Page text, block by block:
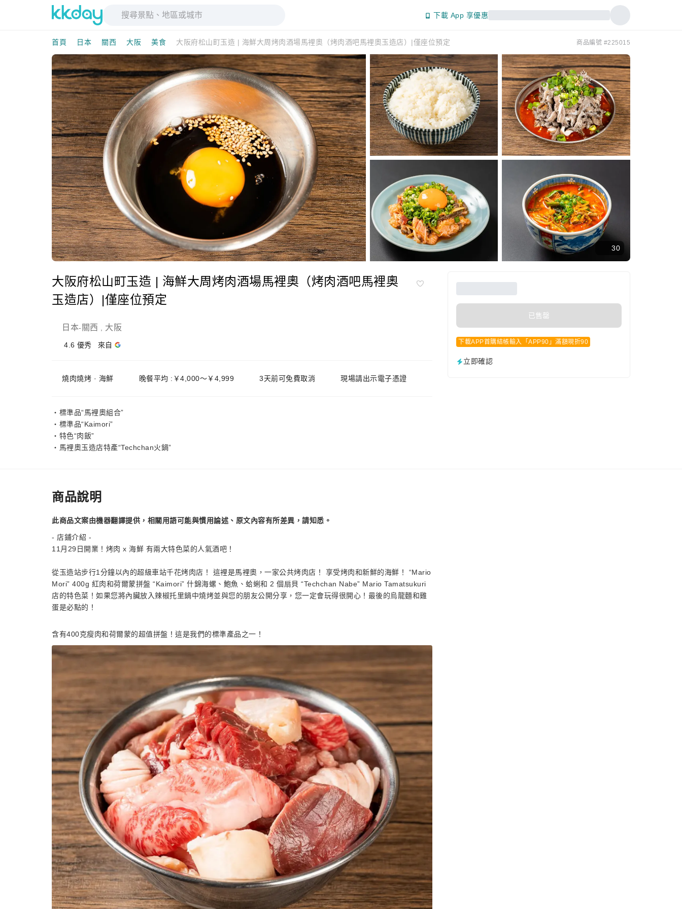
下載 App 享優惠
首頁 日本 關西 大阪 美食 大阪府松山町玉造 | 海鮮大周烤肉酒場馬裡奧（烤肉酒吧馬裡奧玉造店）|僅座位預定 商品編號 #225015
30
大阪府松山町玉造 | 海鮮大周烤肉酒場馬裡奧（烤肉酒吧馬裡奧
玉造店）|僅座位預定
日本- 關西 大阪
4.6 優秀 來自
燒肉燒烤 · 海鮮 晚餐平均 :￥4,000～￥4,999 3天前可免費取消 現場請出示電子憑證
・標準品“馬裡奧組合”
・標準品“Kaimori”
・特色“肉飯”
・馬裡奧玉造店特產“Techchan火鍋”
已售罄
下載APP首購結帳輸入「APP90」滿額現折90
立即確認
商品說明
此商品文案由機器翻譯提供，相關用語可能與慣用論述、原文內容有所差異，請知悉。
- 店鋪介紹 -
11月29日開業！烤肉 x 海鮮 有兩大特色菜的人氣酒吧！
從玉造站步行1分鐘以內的超級車站千花烤肉店！ 這裡是馬裡奧，一家公共烤肉店！ 享受烤肉和新鮮的海鮮！ “Mario
Mori” 400g 紅肉和荷爾蒙拼盤 “Kaimori” 什錦海螺、鮑魚、蛤蜊和 2 個扇貝 “Techchan Nabe” Mario Tamatsukuri
店的特色菜！如果您將內臟放入辣椒托里鍋中燒烤並與您的朋友公開分享，您一定會玩得很開心！最後的烏龍麵和雞
蛋是必點的！
含有400克瘦肉和荷爾蒙的超值拼盤！這是我們的標準產品之一！